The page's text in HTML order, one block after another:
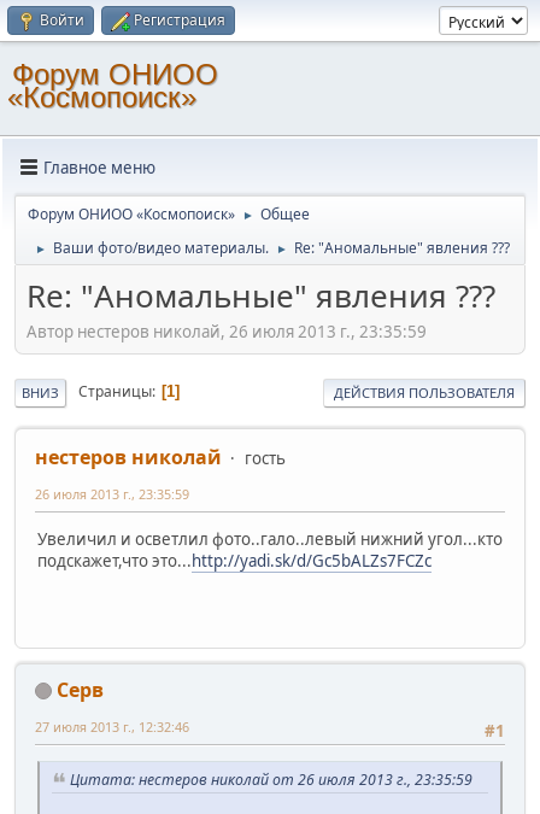
Войти Регистрация
Форум ОНИОО
«Космопоиск»
Главное меню
Форум ОНИОО «Космопоиск» ► Общее
► Ваши фото/видео материалы. ► Re: "Аномальные" явления ???
Re: "Аномальные" явления ???
Автор нестеров николай, 26 июля 2013 г., 23:35:59
ВНИЗ Страницы 1 ДЕЙСТВИЯ ПОЛЬЗОВАТЕЛЯ
нестеров николай гость
26 июля 2013 г., 23:35:59
Увеличил и осветлил фото..гало..левый нижний угол...кто
подскажет,что это...http://yadi.sk/d/Gc5bALZs7FCZc
Серв
#1
27 июля 2013 г., 12:32:46
Цитата: нестеров николай от 26 июля 2013 г., 23:35:59